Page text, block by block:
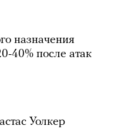
назначения
40% после атак
Уолкер